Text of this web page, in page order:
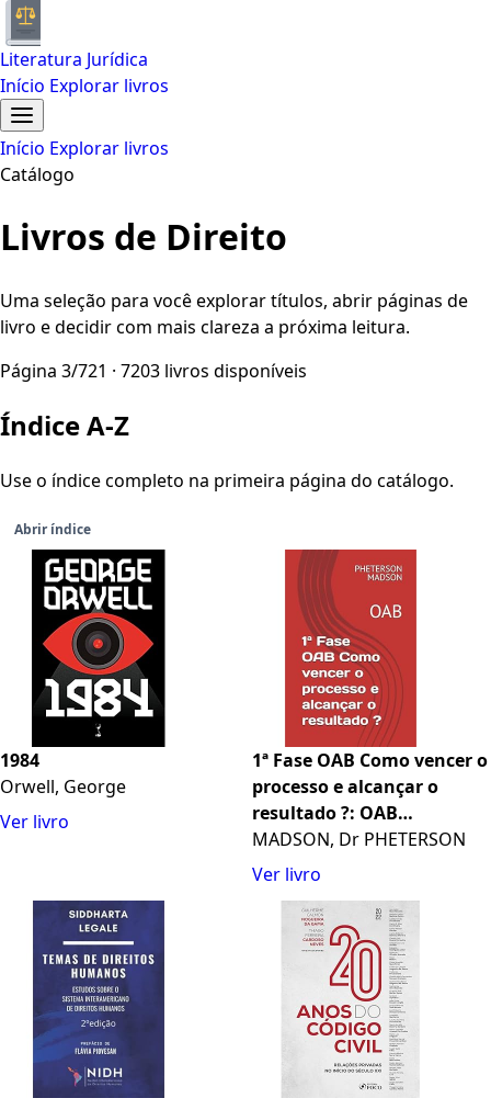
Literatura Jurídica
Início Explorar livros
Início Explorar livros
Catálogo
Livros de Direito
Uma seleção para você explorar títulos, abrir páginas de
livro e decidir com mais clareza a próxima leitura.
Página 3/721 · 7203 livros disponíveis
Índice A-Z
Use o índice completo na primeira página do catálogo.
Abrir índice
1984
Orwell, George
Ver livro
1ª Fase OAB Como vencer o
processo e alcançar o
resultado ?: OAB
(Portuguese Edition)
MADSON, Dr PHETERSON
Ver livro